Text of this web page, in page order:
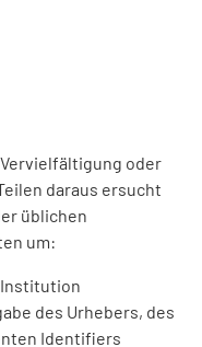
oder
daraus ersucht
üblichen
um:
des Urhebers, des
Identifiers